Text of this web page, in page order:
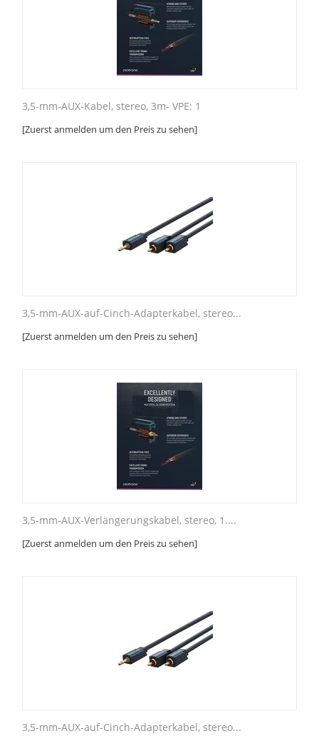
3,5-mm-AUX-Kabel, stereo, 3m- VPE: 1
[Zuerst anmelden um den Preis zu sehen]
3,5-mm-AUX-auf-Cinch-Adapterkabel, stereo...
[Zuerst anmelden um den Preis zu sehen]
3,5-mm-AUX-Verlängerungskabel, stereo, 1....
[Zuerst anmelden um den Preis zu sehen]
3,5-mm-AUX-auf-Cinch-Adapterkabel, stereo...